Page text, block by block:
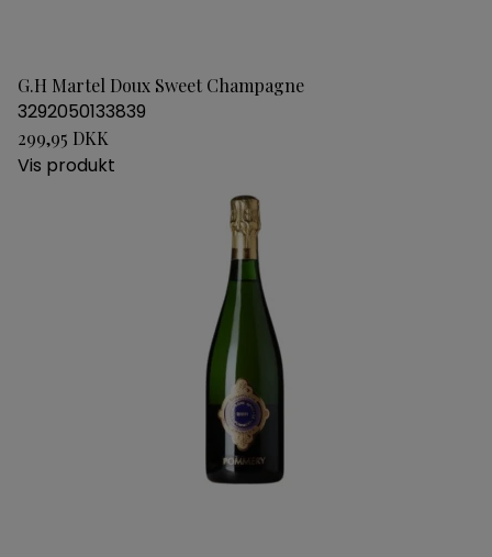
G.H Martel Doux Sweet Champagne
3292050133839
299,95 DKK
Vis produkt